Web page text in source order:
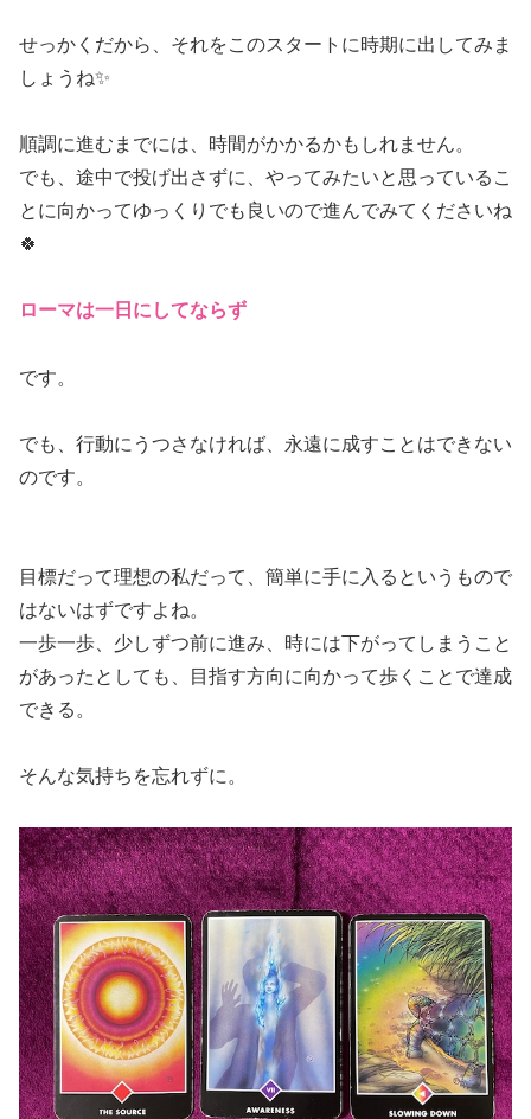
せっかくだから、それをこのスタートに時期に出してみま
しょうね✨
順調に進むまでには、時間がかかるかもしれません。
でも、途中で投げ出さずに、やってみたいと思っているこ
とに向かってゆっくりでも良いので進んでみてくださいね
🍀
ローマは一日にしてならず
です。
でも、行動にうつさなければ、永遠に成すことはできない
のです。
目標だって理想の私だって、簡単に手に入るというもので
はないはずですよね。
一歩一歩、少しずつ前に進み、時には下がってしまうこと
があったとしても、目指す方向に向かって歩くことで達成
できる。
そんな気持ちを忘れずに。